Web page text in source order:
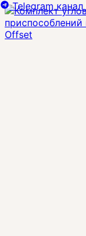
Telegram канал